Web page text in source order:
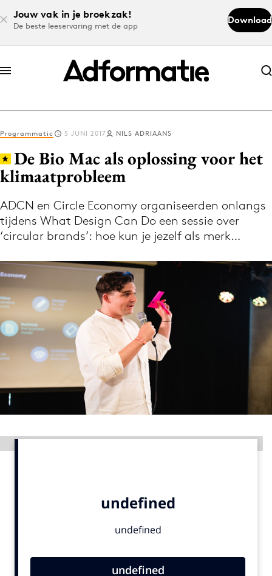
Jouw vak in je broekzak!
De beste leeservaring met de app
Download
Abonneer nu
Abonneer nu
Log in
Volg het laatste nieuws via de Adformatie
Nieuws app
Menu
9 sept: GenAI-training
12 nov: MarketingLive!
Adverteren
Events
Opleidingen
Vacatures
Bureaus
Programmatic 5 JUNI 2017 NILS ADRIAANS
De Bio Mac als oplossing voor het
klimaatprobleem
ADCN en Circle Economy organiseerden onlangs
tijdens What Design Can Do een sessie over
‘circular brands’: hoe kun je jezelf als merk…